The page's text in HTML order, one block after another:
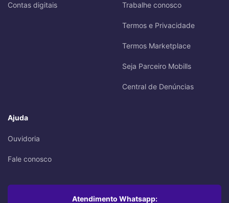
Contas digitais Trabalhe conosco
Termos e Privacidade
Termos Marketplace
Seja Parceiro Mobills
Central de Denúncias
Ajuda
Ouvidoria
Fale conosco
Atendimento Whatsapp: